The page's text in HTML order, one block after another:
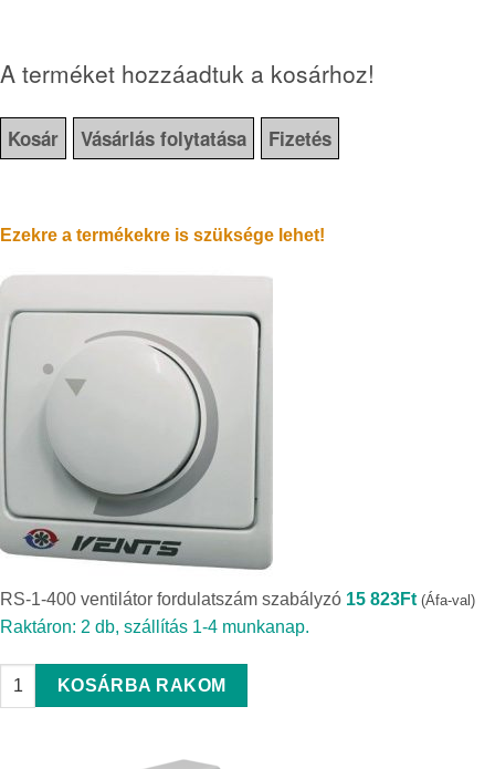
A terméket hozzáadtuk a kosárhoz!
Kosár Vásárlás folytatása Fizetés
Ezekre a termékekre is szüksége lehet!
RS-1-400 ventilátor fordulatszám szabályzó 15 823Ft (Áfa-val)
Raktáron: 2 db, szállítás 1-4 munkanap.
RS-1-400 ventilátor fordulatszám szabályzó quantity
KOSÁRBA RAKOM